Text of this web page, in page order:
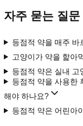
자주 묻는 질문
등점적 약을 매주 바
고양이가 약을 핥아
등점적 약은 실내 고
등점적 약을 사용한
해야 하나요?
등점적 약은 어린아